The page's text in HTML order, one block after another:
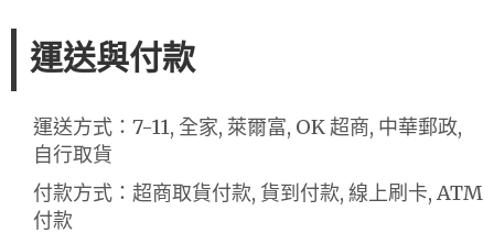
運送與付款
運送方式：7-11, 全家, 萊爾富, OK 超商, 中華郵政,
自行取貨
付款方式：超商取貨付款, 貨到付款, 線上刷卡, ATM
付款